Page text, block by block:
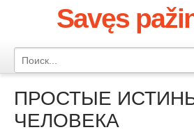
Savęs
ПРОСТЫЕ
ЧЕЛОВЕКА